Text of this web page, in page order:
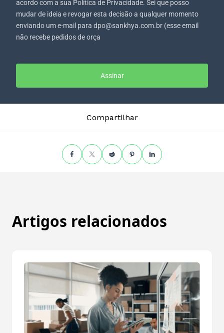
acordo com a sua Política de Privacidade. Sei que posso
mudar de ideia e revogar esta decisão a qualquer momento
enviando um e-mail para dpo@sankhya.com.br (esse email
não recebe pedidos de orça
Assinar
Compartilhar
Artigos relacionados